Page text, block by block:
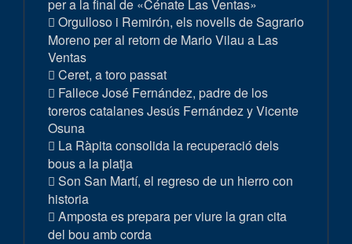
per a la final de «Cénate Las Ventas»
Orgulloso i Remirón, els novells de Sagrario
Moreno per al retorn de Mario Vilau a Las
Ventas
Ceret, a toro passat
Fallece José Fernández, padre de los
toreros catalanes Jesús Fernández y Vicente
Osuna
La Ràpita consolida la recuperació dels
bous a la platja
Son San Martí, el regreso de un hierro con
historia
Amposta es prepara per viure la gran cita
del bou amb corda